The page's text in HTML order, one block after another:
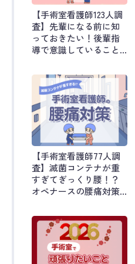
【手術室看護師123人調
査】先輩になる前に知
っておきたい！後輩指
導で意識していること
【手術室看護師77人調
査】滅菌コンテナが重
すぎてぎっくり腰！？
オペナースの腰痛対策